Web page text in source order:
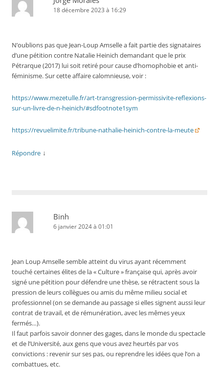
18 décembre 2023 à 16:29
N’oublions pas que Jean-Loup Amselle a fait partie des signataires
d’une pétition contre Natalie Heinich demandant que le prix
Pétrarque (2017) lui soit retiré pour cause d’homophobie et anti-
féminisme. Sur cette affaire calomnieuse, voir :
https://www.mezetulle.fr/art-transgression-permissivite-reflexions-
sur-un-livre-de-n-heinich/#sdfootnote1sym
https://revuelimite.fr/tribune-nathalie-heinich-contre-la-meute
Répondre ↓
Binh
6 janvier 2024 à 01:01
Jean Loup Amselle semble atteint du virus ayant récemment
touché certaines élites de la « Culture » française qui, après avoir
signé une pétition pour défendre une thèse, se rétractent sous la
pression de leurs collègues ou amis du même milieu social et
professionnel (on se demande au passage si elles signent aussi leur
contrat de travail, et de rémunération, avec les mêmes yeux
fermés…).
Il faut parfois savoir donner des gages, dans le monde du spectacle
et de l’Université, aux gens que vous avez heurtés par vos
convictions : revenir sur ses pas, ou reprendre les idées que l’on a
combattues, etc.